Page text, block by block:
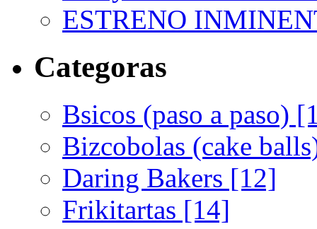
ESTRENO
Categoras
Bsicos (paso a paso)
Bizcobolas (cake
Daring Bakers [12]
Frikitartas [14]